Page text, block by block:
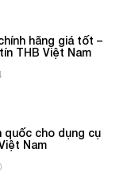
hãng giá tốt –
THB Việt Nam
cho dụng cụ
Nam